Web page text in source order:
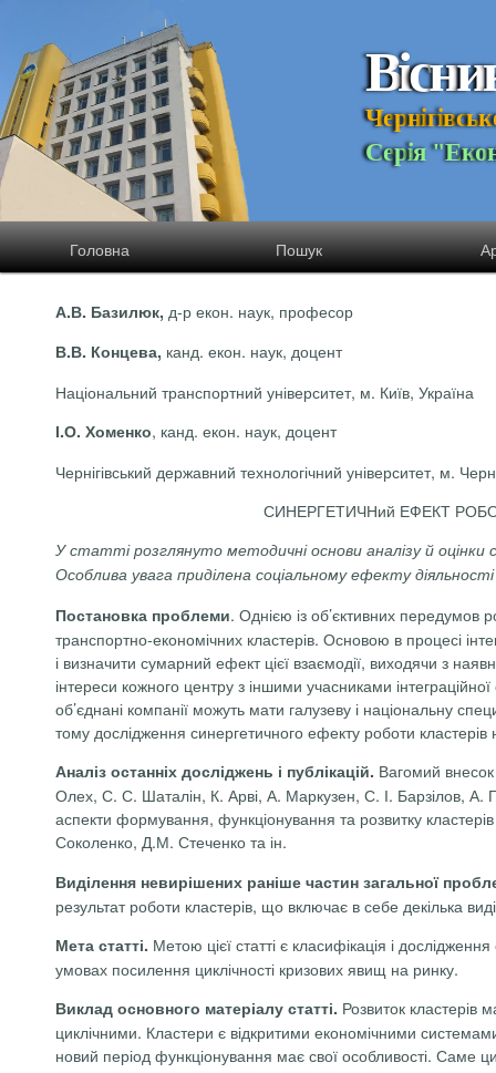
Вісни
Чернігівськ
Серія "Еко
Головна Пошук
А.В. Базилюк, д-р екон. наук, професор
В.В. Концева, канд. екон. наук, доцент
Національний транспортний університет, м. Київ, Україна
І.О. Хоменко, канд. екон. наук, доцент
Чернігівський державний технологічний університет, м.
СИНЕРГЕТИЧНий ЕФЕКТ
У статті розглянуто методичні основи аналізу й
Особлива увага приділена соціальному ефекту
Постановка проблеми. Однією із об’єктивних передумов
транспортно-економічних кластерів. Основою в процесі
і визначити сумарний ефект цієї взаємодії, виходячи з
інтереси кожного центру з іншими учасниками
об’єднані компанії можуть мати галузеву і національну
тому дослідження синергетичного ефекту роботи кластерів
Аналіз останніх досліджень і публікацій. Вагомий
Олех, С. С. Шаталін, К. Арві, А. Маркузен, С. І. Барзілов,
аспекти формування, функціонування та розвитку
Соколенко, Д.М. Стеченко та ін.
Виділення невирішених раніше частин загальної
результат роботи кластерів, що включає в себе декілька
Мета статті. Метою цієї статті є класифікація і
умовах посилення циклічності кризових явищ на ринку.
Виклад основного матеріалу статті. Розвиток кластерів
циклічними. Кластери є відкритими економічними
новий період функціонування має свої особливості. Саме